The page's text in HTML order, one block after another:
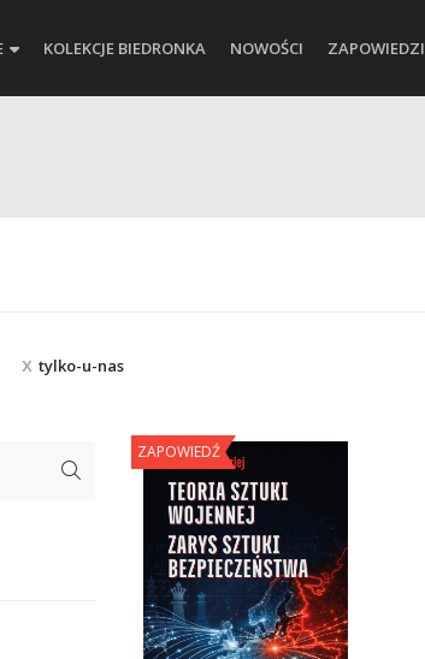
KOLEKCJE BIEDRONKA NOWOŚCI ZAPOWIEDZI
tylko-u-nas
ZAPOWIEDŹ